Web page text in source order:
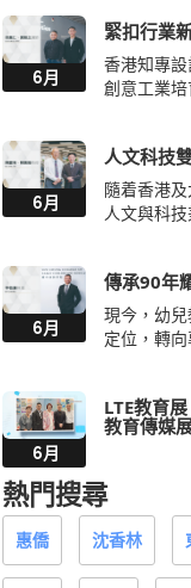
6月
緊扣行業
香港知專
創意工業培
6月
人文科技
隨着香港
人文與科
6月
傳承90年
現今，幼
定位，轉
6月
LTE教育
教育傳媒
熱門搜尋
惠僑 沈香林